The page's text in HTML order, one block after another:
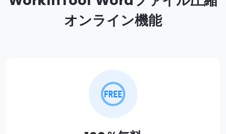
オンライン機能